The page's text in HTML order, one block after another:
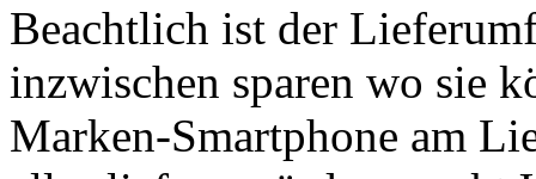
Beachtlich ist der
inzwischen sparen wo sie
Marken-Smartphone am